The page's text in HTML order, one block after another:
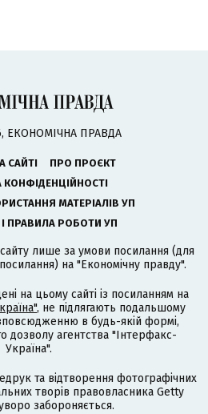
ЕКОНОМІЧНА ПРАВДА
САЙТІ
ПРО ПРОЄКТ
КОНФІДЕНЦІЙНОСТІ
МАТЕРІАЛІВ УП
ПРАВИЛА РОБОТИ УП
лише за умови посилання (для
на "Економічну правду".
на цьому сайті із посиланням на
, не підлягають подальшому
в будь-якій формі,
дозволу агентства "Інтерфакс-
Україна".
та відтворення фотографічних
творів правовласника Getty
забороняється.